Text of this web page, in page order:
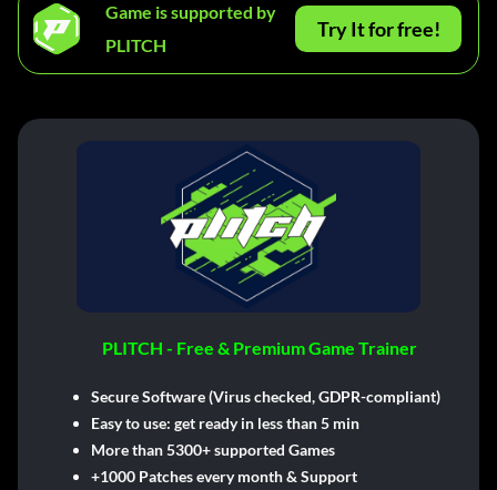
Game is supported by
PLITCH
Try It for free!
PLITCH - Free & Premium Game Trainer
Secure Software (Virus checked, GDPR-compliant)
Easy to use: get ready in less than 5 min
More than 5300+ supported Games
+1000 Patches every month & Support